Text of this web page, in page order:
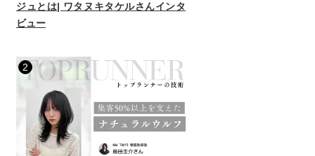
ジュとは| ワタヌキタケルさんインタ
ビュー
2